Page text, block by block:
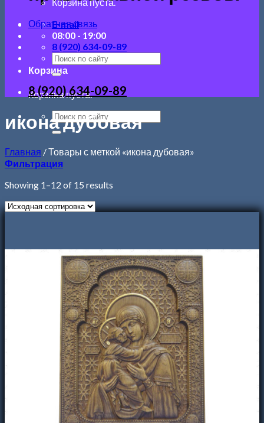
E-mail
08:00 - 19:00
8 (920) 634-09-89
Корзина
Корзина пуста.
Обратная связь
8 (920) 634-09-89
икона дубовая
Главная /Товары с меткой «икона дубовая»
Фильтрация
Showing 1–12 of 15 results